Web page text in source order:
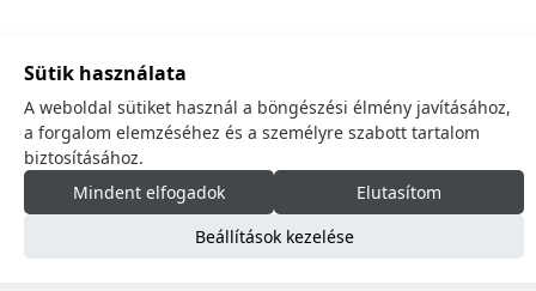
Sütik használata
A weboldal sütiket használ a böngészési élmény javításához,
a forgalom elemzéséhez és a személyre szabott tartalom
biztosításához.
Mindent elfogadok
Elutasítom
Beállítások kezelése